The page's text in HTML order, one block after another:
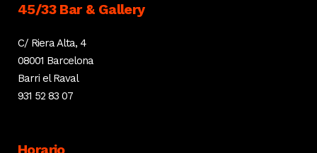
45/33 Bar & Gallery
C/ Riera Alta, 4
08001 Barcelona
Barri el Raval
931 52 83 07